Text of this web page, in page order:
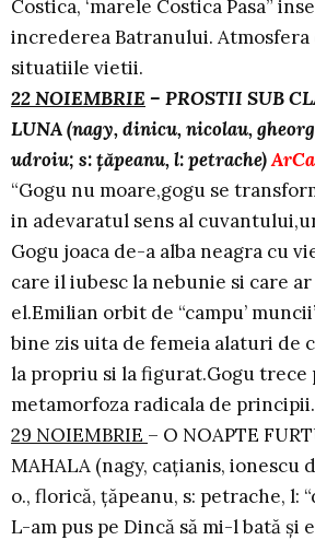
Costica, ‘marele Costica Pasa”
increderea Batranului. Atmosfera
situatiile vietii.
22 NOIEMBRIE – PROSTII SUB
LUNA (nagy, dinicu, nicolau,
udroiu; s: ţăpeanu, l: petrache)
“Gogu nu moare,gogu se
in adevaratul sens al
Gogu joaca de-a alba neagra cu
care il iubesc la nebunie si care
el.Emilian orbit de “campu’
bine zis uita de femeia alaturi de
la propriu si la figurat.Gogu
metamorfoza radicala de principii.
29 NOIEMBRIE – O NOAPTE
MAHALA (nagy, caţianis, ionescu
o., florică, ţăpeanu, s: petrache, l:
L-am pus pe Dincă să mi-l bată şi